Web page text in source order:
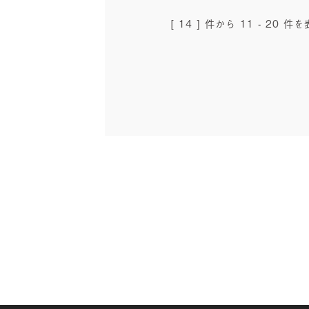
[ 14 ] 件から 11 - 20 件を表